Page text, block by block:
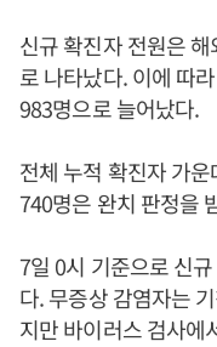
신규 확진자 전원은
로 나타났다. 이에 따
983명으로 늘어났다.
전체 누적 확진자 가
740명은 완치 판정을
7일 0시 기준으로 신
다. 무증상 감염자는
지만 바이러스 검사에